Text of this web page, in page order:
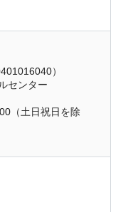
）
センター
（土日祝日を除